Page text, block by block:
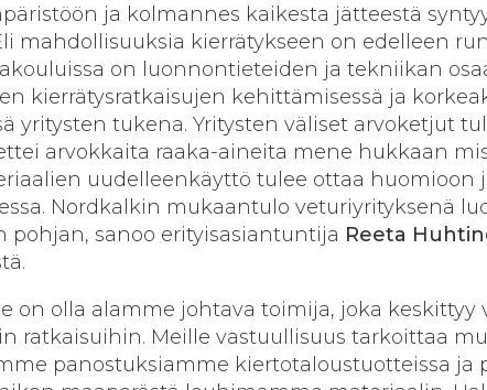
ja kolmannes kaikesta jätteestä
mahdollisuuksia kierrätykseen on edelleen
on luonnontieteiden ja tekniikan
kierrätysratkaisujen kehittämisessä ja
yritysten tukena. Yritysten väliset arvoketjut
arvokkaita raaka-aineita mene hukkaan
uudelleenkäyttö tulee ottaa huomioon
Nordkalkin mukaantulo veturiyrityksenä
pohjan, sanoo erityisasiantuntija Reeta
on olla alamme johtava toimija, joka keskittyy
ratkaisuihin. Meille vastuullisuus tarkoittaa
panostuksiamme kiertotaloustuotteissa ja